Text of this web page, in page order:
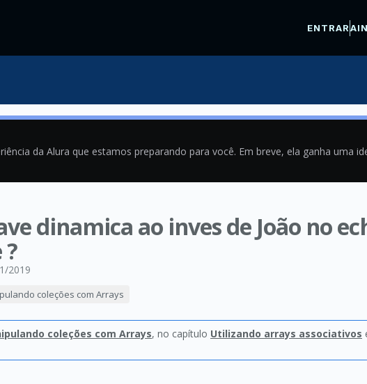
ENTRAR
da Alura que estamos preparando para você. Em breve, ela ganha uma
dinamica ao inves de João no
2019
coleções com Arrays
coleções com Arrays, no capítulo Utilizando arrays associativos